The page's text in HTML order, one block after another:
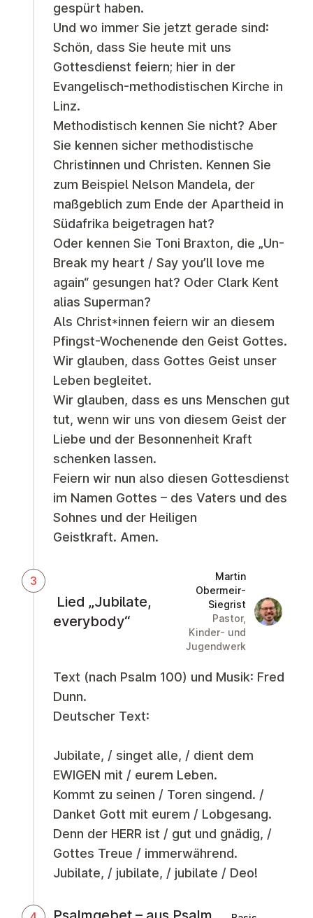
gespürt haben.
Und wo immer Sie jetzt gerade sind:
Schön, dass Sie heute mit uns
Gottesdienst feiern; hier in der
Evangelisch-methodistischen Kirche in
Linz.
Methodistisch kennen Sie nicht? Aber
Sie kennen sicher methodistische
Christinnen und Christen. Kennen Sie
zum Beispiel Nelson Mandela, der
maßgeblich zum Ende der Apartheid in
Südafrika beigetragen hat?
Oder kennen Sie Toni Braxton, die „Un-
Break my heart / Say you’ll love me
again“ gesungen hat? Oder Clark Kent
alias Superman?
Als Christ*innen feiern wir an diesem
Pfingst-Wochenende den Geist Gottes.
Wir glauben, dass Gottes Geist unser
Leben begleitet.
Wir glauben, dass es uns Menschen gut
tut, wenn wir uns von diesem Geist der
Liebe und der Besonnenheit Kraft
schenken lassen.
Feiern wir nun also diesen Gottesdienst
im Namen Gottes – des Vaters und des
Sohnes und der Heiligen
Geistkraft. Amen.
3
Lied „Jubilate,
everybody“
Martin
Obermeir-
Siegrist
Pastor,
Kinder- und
Jugendwerk
Martin
Text (nach Psalm 100) und Musik: Fred
Dunn.
Deutscher Text:
Jubilate, / singet alle, / dient dem
EWIGEN mit / eurem Leben.
Kommt zu seinen / Toren singend. /
Danket Gott mit eurem / Lobgesang.
Denn der HERR ist / gut und gnädig, /
Gottes Treue / immerwährend.
Jubilate, / jubilate, / jubilate / Deo!